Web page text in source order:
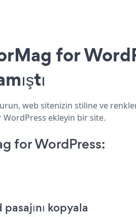
for
web sitenizin stiline ve
ekleyin bir site.
for WordPress:
kopyala